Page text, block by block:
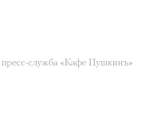
пресс-служба «Кафе Пушкинъ»